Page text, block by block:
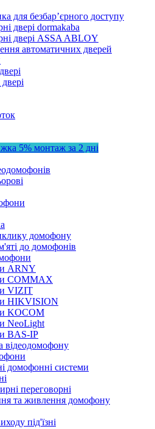
для безбар’єрного доступу
двері dormakaba
двері ASSA ABLOY
автоматичних дверей
5% монтаж за 2 дні
домофону
до домофонів
ARNY
COMMAX
VIZIT
HIKVISION
KOCOM
NeoLight
BAS-IP
відеодомофону
домофонні системи
переговорні
та живлення домофону
під'їзні